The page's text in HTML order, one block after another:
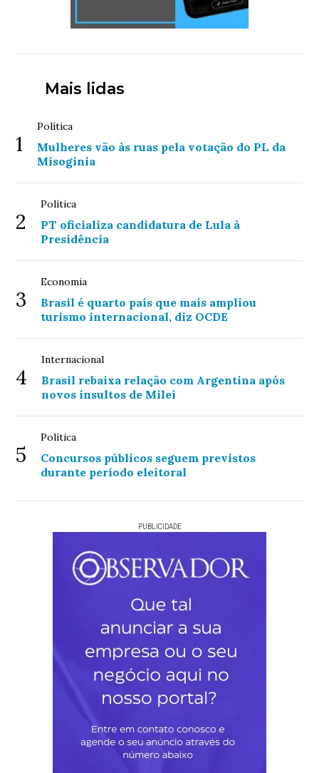
Mais lidas
1
Política
Mulheres vão às ruas pela votação do PL da
Misoginia
2
Política
PT oficializa candidatura de Lula à
Presidência
3
Economia
Brasil é quarto país que mais ampliou
turismo internacional, diz OCDE
4
Internacional
Brasil rebaixa relação com Argentina após
novos insultos de Milei
5
Política
Concursos públicos seguem previstos
durante período eleitoral
PUBLICIDADE